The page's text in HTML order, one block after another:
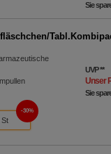
Sie
UVP**
Unser
Sie
St
30%